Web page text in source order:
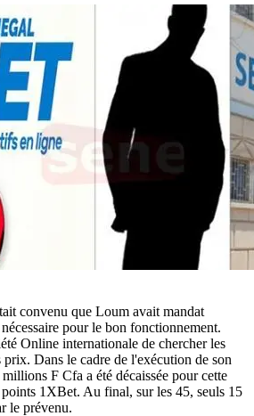
convenu que Loum avait mandat
pour le bon fonctionnement.
Online internationale de chercher les
Dans le cadre de l'exécution de son
F Cfa a été décaissée pour cette
1XBet. Au final, sur les 45, seuls 15
le prévenu.